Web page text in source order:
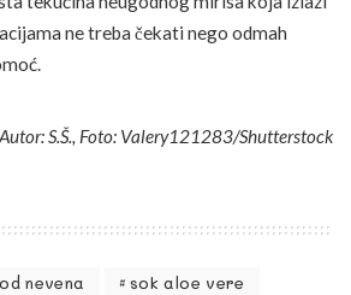
ne treba čekati nego odmah
Autor: S.Š., Foto: Valery121283/Shutterstock
nevena
sok aloe vere